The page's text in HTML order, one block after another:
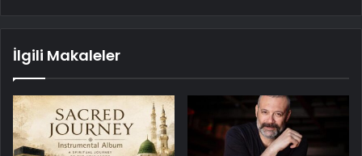
İlgili Makaleler